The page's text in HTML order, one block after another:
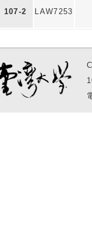
107-2 LAW7253